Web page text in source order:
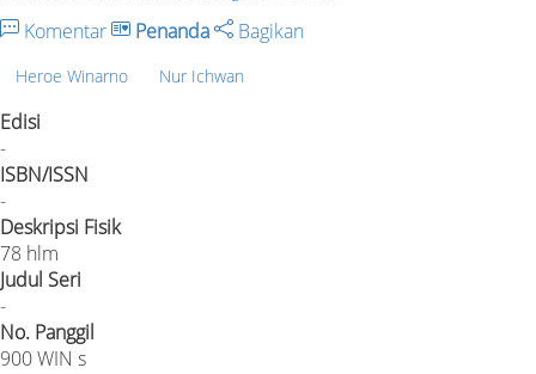
Komentar Penanda Bagikan
Heroe Winarno Nur Ichwan
Edisi
-
ISBN/ISSN
-
Deskripsi Fisik
78 hlm
Judul Seri
-
No. Panggil
900 WIN s